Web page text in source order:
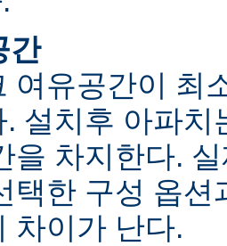
간
여유공간이 최
. 설치후 아파
을 차지한다.
택한 구성 옵
차이가 난다.